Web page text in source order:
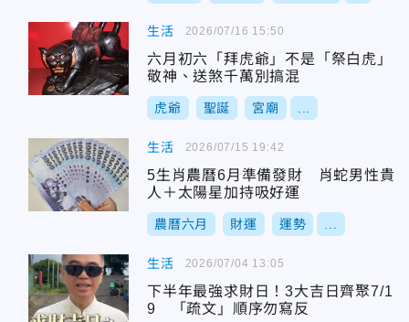
生活
六月初六「拜虎爺」不是「祭白虎」
敬神、送煞千萬別搞混
虎爺 聖誕 宮廟
2026/07/16 15:50
生活
5生肖農曆6月準備發財 肖蛇男性貴
人＋太陽星加持吸好運
農曆六月 財運 運勢
2026/07/15 19:42
生活
下半年最強求財日！3大吉日齊聚7/1
9 「疏文」順序勿寫反
2026/07/04 13:05